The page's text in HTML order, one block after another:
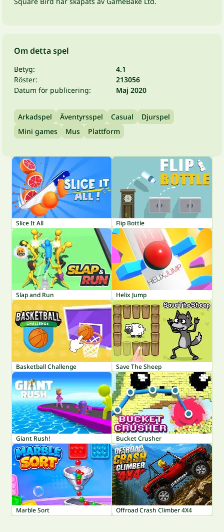
Om detta spel
Betyg:
4.1
Röster:
213056
Datum för publicering:
Maj 2020
Arkadspel Äventyrsspel Casual
Djurspel
Mini games
Mus Plattform
Slice It All Flip Bottle
Slap and Run Helix Jump
Basketball Challenge Save The Sheep
Giant Rush! Bucket Crusher
Marble Sort Offroad Crash Climber 4X4